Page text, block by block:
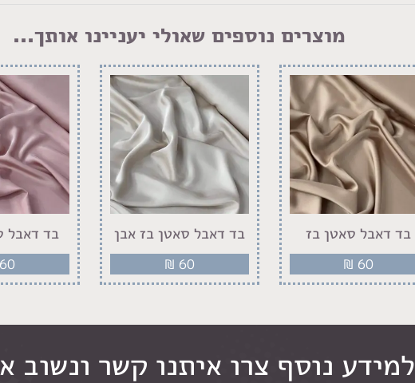
מוצרים נוספים שאולי יעניינו אותך...
בד דאבל סאטן בז
₪ 60
בד דאבל סאטן בז אבן
₪ 60
בד דאבל
למידע נוסף צרו איתנו קשר ונשוב